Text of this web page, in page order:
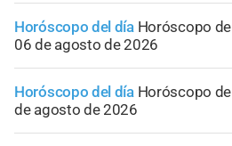
Horóscopo del día Horóscopo
06 de agosto de 2026
Horóscopo del día Horóscopo
de agosto de 2026